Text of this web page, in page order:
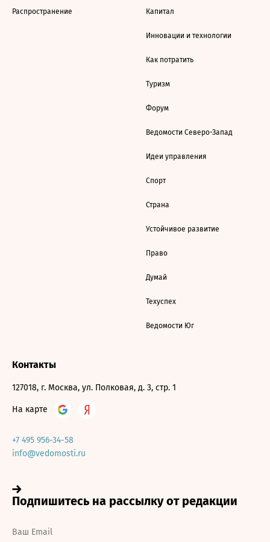
Распространение Капитал
Инновации и технологии
Как потратить
Туризм
Форум
Ведомости Северо-Запад
Идеи управления
Спорт
Страна
Устойчивое развитие
Право
Думай
Техуспех
Ведомости Юг
Контакты
127018, г. Москва, ул. Полковая, д. 3, стр. 1
На карте
+7 495 956-34-58
info@vedomosti.ru